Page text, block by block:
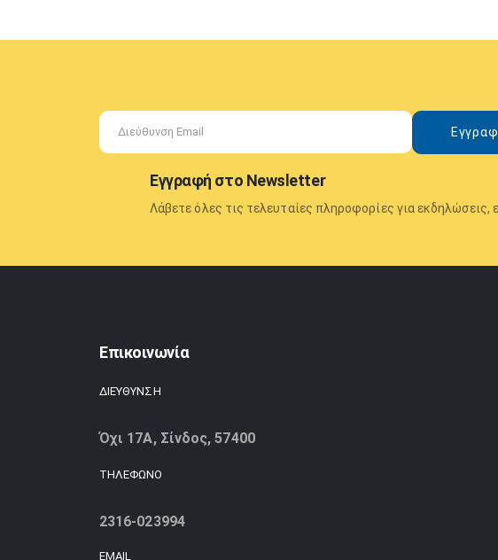
Εγγραφή στο Newsletter
Λάβετε όλες τις τελευταίες πληροφορίες για
Επικοινωνία
ΔΙΕΥΘΥΝΣΗ
Όχι 17Α, Σίνδος, 57400
ΤΗΛΕΦΩΝΟ
2316-023994
EMAIL